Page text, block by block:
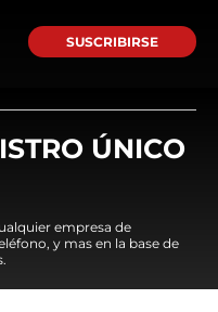
SUSCRIBIRSE
ÚNICO
empresa de
y mas en la base de